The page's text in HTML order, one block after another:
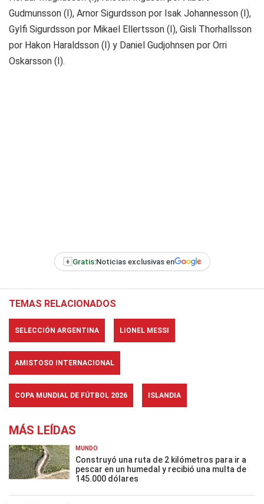
Gudmunsson (I), Arnor Sigurdsson por Isak Johannesson (I),
Gylfi Sigurdsson por Mikael Ellertsson (I), Gisli Thorhallsson
por Hakon Haraldsson (I) y Daniel Gudjohnsen por Orri
Oskarsson (I).
+ Gratis:Noticias exclusivas en
TEMAS RELACIONADOS
SELECCIÓN ARGENTINA LIONEL MESSI
AMISTOSO INTERNACIONAL
COPA MUNDIAL DE FÚTBOL 2026 ISLANDIA
MÁS LEÍDAS
MUNDO
Construyó una ruta de 2 kilómetros para ir a
pescar en un humedal y recibió una multa de
145.000 dólares